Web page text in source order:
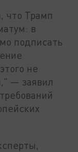
что Трамп
в
подписать
не
— заявил